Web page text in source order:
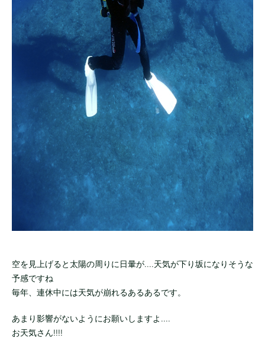
空を見上げると太陽の周りに日暈が....天気が下り坂になりそうな
予感ですね
毎年、連休中には天気が崩れるあるあるです。
あまり影響がないようにお願いしますよ....
お天気さん!!!!